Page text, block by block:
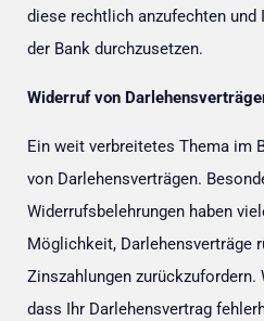
diese rechtlich anzufechten und
der Bank durchzusetzen.
Widerruf von
Ein weit verbreitetes Thema im
von Darlehensverträgen.
Widerrufsbelehrungen haben
Möglichkeit, Darlehensverträge
Zinszahlungen zurückzufordern.
dass Ihr Darlehensvertrag